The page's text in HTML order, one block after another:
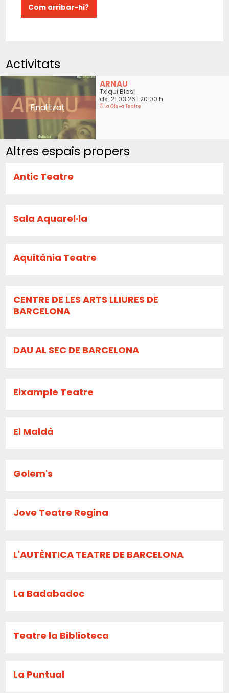
Com arribar-hi?
Activitats
Finalitzat
ARNAU
Txiqui Blasi
ds. 21.03.26 | 20:00 h
La Gleva Teatre
Altres espais propers
Antic Teatre
Sala Aquarel·la
Aquitània Teatre
CENTRE DE LES ARTS LLIURES DE
BARCELONA
DAU AL SEC DE BARCELONA
Eixample Teatre
El Maldà
Golem's
Jove Teatre Regina
L'AUTÈNTICA TEATRE DE BARCELONA
La Badabadoc
Teatre la Biblioteca
La Puntual